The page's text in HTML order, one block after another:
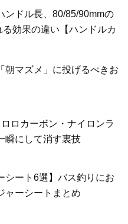
ンドル長、80/85/90mmの
効果の違い【ハンドルカ
朝マズメ」に投げるべきお
ロカーボン・ナイロンラ
瞬にして消す裏技
シート6選】バス釣りにお
ャーシートまとめ